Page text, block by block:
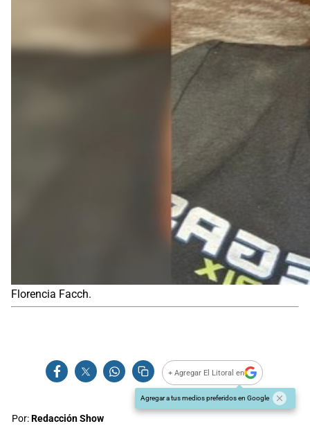
Florencia Facch.
+ Agregar El Litoral en
Agregar a tus medios preferidos en Google
Por:Redacción Show